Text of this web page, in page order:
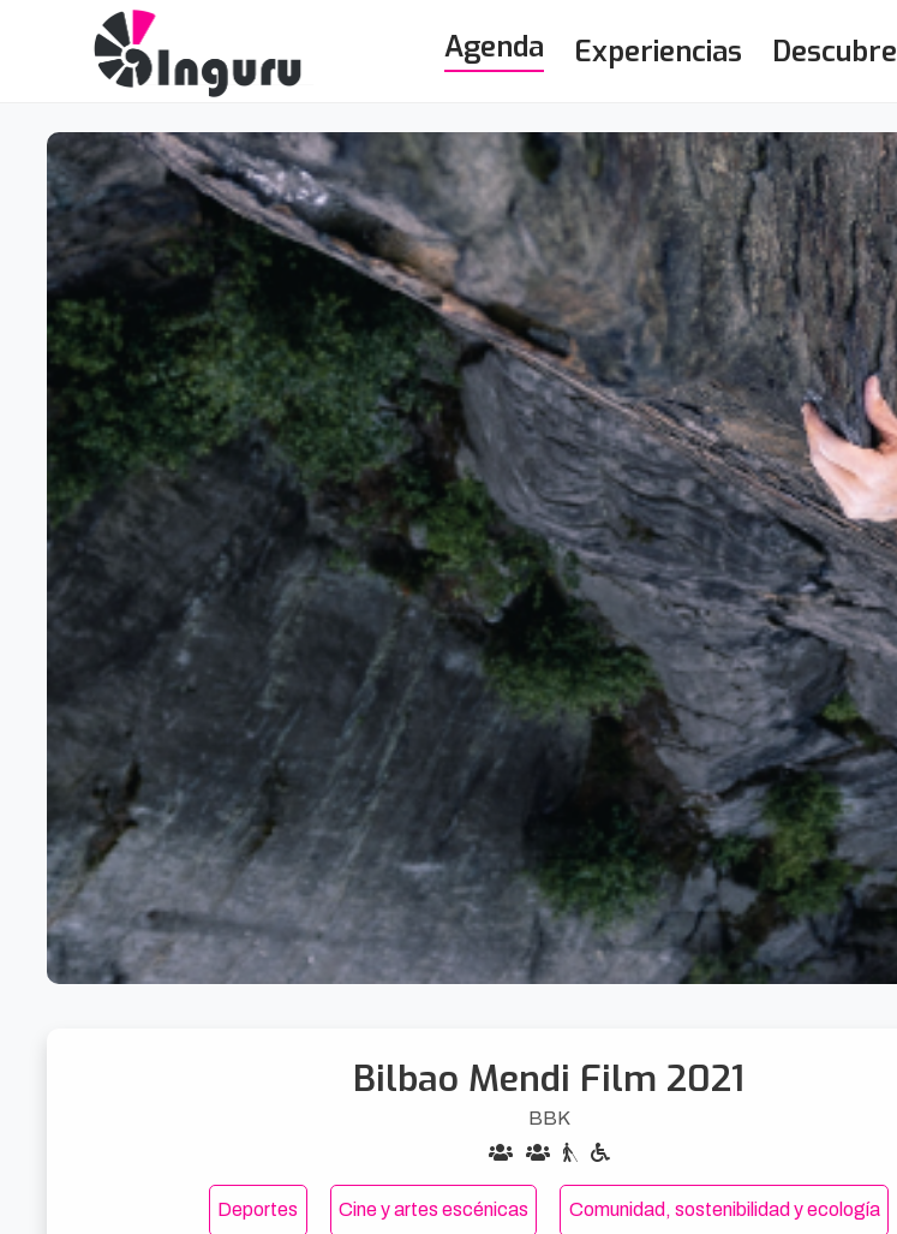
Agenda Experiencias Descubre
Bilbao Mendi Film 2021
BBK
Deportes Cine y artes escénicas Comunidad, sostenibilidad y ecología